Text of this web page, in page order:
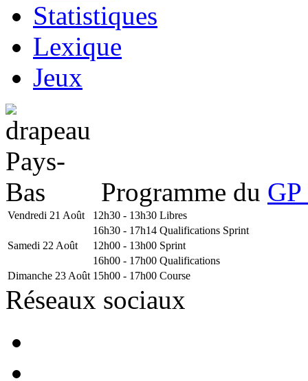
Statistiques
Lexique
Jeux
Programme du
Vendredi 21 Août 12h30 - 13h30 Libres
16h30 - 17h14 Qualifications Sprint
Samedi 22 Août
12h00 - 13h00 Sprint
16h00 - 17h00 Qualifications
Dimanche 23 Août 15h00 - 17h00 Course
Réseaux sociaux